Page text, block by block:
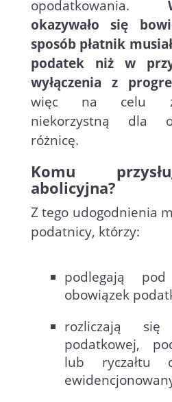
opodatkowania.
okazywało się
sposób płatnik
podatek niż w
wyłączenia z
więc na celu
niekorzystną dla
różnicę.
Komu
abolicyjna?
Z tego udogodnienia
podatnicy, którzy:
podlegają pod
obowiązek
rozliczają
podatkowej,
lub ryczałtu